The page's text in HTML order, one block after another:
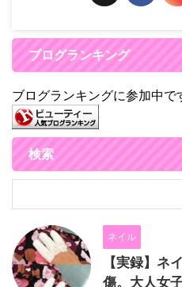
ブログランキング
ブログランキングに参加中で
検索
ネイル
【実録】ネ
傷。大人女